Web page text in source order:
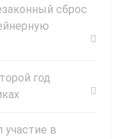
сброс
год
участие в